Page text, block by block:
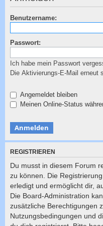
Benutzername:
Passwort:
Ich habe mein Passwort
Die Aktivierungs-E-Mail erneut
Angemeldet bleiben
Meinen Online-Status
REGISTRIEREN
Du musst in diesem Forum
zu können. Die
erledigt und ermöglicht dir,
Die Board-Administration
zusätzliche Berechtigungen
Nutzungsbedingungen und